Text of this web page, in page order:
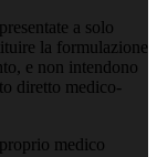
a solo
la formulazione
e non intendono
diretto medico-
medico